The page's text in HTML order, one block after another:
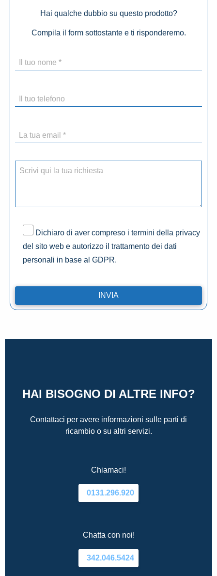
Hai qualche dubbio su questo prodotto?
Compila il form sottostante e ti risponderemo.
Dichiaro di aver compreso i termini della privacy
del sito web e autorizzo il trattamento dei dati
personali in base al GDPR.
HAI BISOGNO DI ALTRE INFO?
Contattaci per avere informazioni sulle parti di
ricambio o su altri servizi.
Chiamaci!
0131.296.920
Chatta con noi!
342.046.5424